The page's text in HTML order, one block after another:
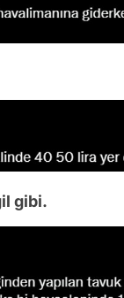
gibi.